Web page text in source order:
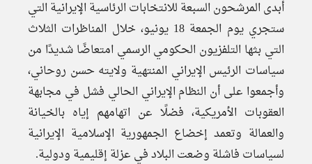
أبدى المرشحون السبعة للانتخابات الرئاسية الإيرانية التي
ستجري يوم الجمعة 18 يونيو، خلال المناظرات الثلاث
التي بثها التلفزيون الحكومي الرسمي امتعاضًا شديدًا من
سياسات الرئيس الإيراني المنتهية ولايته حسن روحاني،
وأجمعوا على أن النظام الإيراني الحالي فشل في مجابهة
العقوبات الأمريكية، فضلًا عن اتهامهم إياه بالخيانة
والعمالة وتعمد إخضاع الجمهورية الإسلامية الإيرانية
لسياسات فاشلة وضعت البلاد في عزلة إقليمية ودولية.